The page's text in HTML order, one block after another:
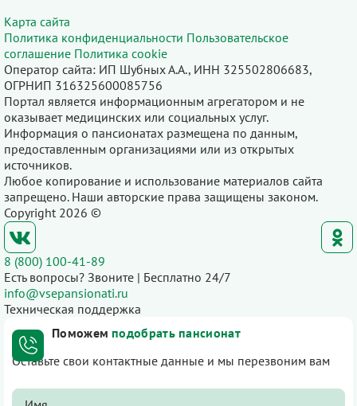
Карта сайта
Политика конфиденциальности Пользовательское
соглашение Политика cookie
Оператор сайта: ИП Шубных А.А., ИНН 325502806683,
ОГРНИП 316325600085756
Портал является информационным агрегатором и не
оказывает медицинских или социальных услуг.
Информация о пансионатах размещена по данным,
предоставленным организациями или из открытых
источников.
Любое копирование и использование материалов сайта
запрещено. Наши авторские права защищены законом.
Copyright 2026 ©
8 (800) 100-41-89
Есть вопросы? Звоните | Бесплатно 24/7
info@vsepansionati.ru
Техническая поддержка
Поможем подобрать пансионат
Оставьте свои контактные данные и мы перезвоним вам